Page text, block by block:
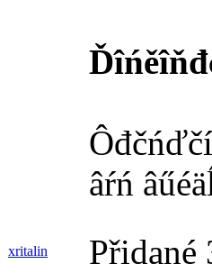
âŕń
xritalin Přidané